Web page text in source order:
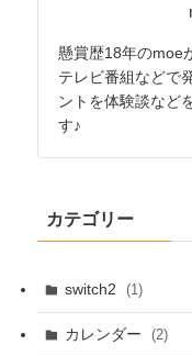
懸賞歴18年のmoe
テレビ番組などで
ントを体験談など
す♪
カテゴリー
switch2 (1)
カレンダー (2)